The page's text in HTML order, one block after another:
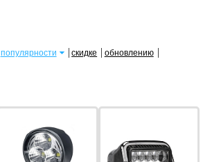
популярности скидке
обновлению